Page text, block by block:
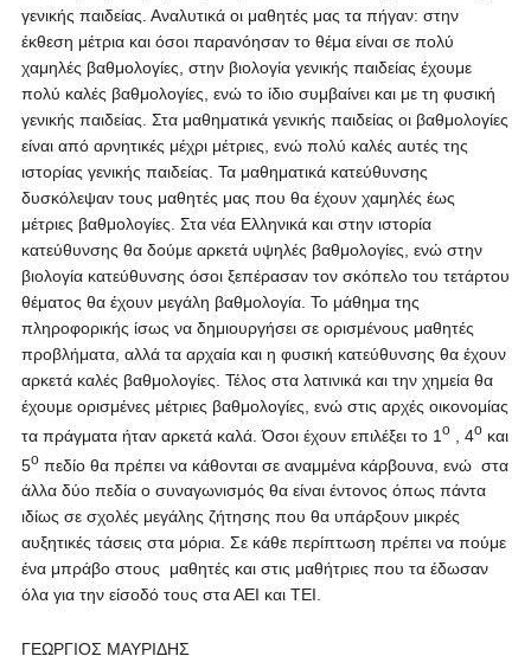
γενικής παιδείας. Αναλυτικά οι μαθητές μας τα πήγαν: στην
έκθεση μέτρια και όσοι παρανόησαν το θέμα είναι σε πολύ
χαμηλές βαθμολογίες, στην βιολογία γενικής παιδείας έχουμε
πολύ καλές βαθμολογίες, ενώ το ίδιο συμβαίνει και με τη φυσική
γενικής παιδείας. Στα μαθηματικά γενικής παιδείας οι βαθμολογίες
είναι από αρνητικές μέχρι μέτριες, ενώ πολύ καλές αυτές της
ιστορίας γενικής παιδείας. Τα μαθηματικά κατεύθυνσης
δυσκόλεψαν τους μαθητές μας που θα έχουν χαμηλές έως
μέτριες βαθμολογίες. Στα νέα Ελληνικά και στην ιστορία
κατεύθυνσης θα δούμε αρκετά υψηλές βαθμολογίες, ενώ στην
βιολογία κατεύθυνσης όσοι ξεπέρασαν τον σκόπελο του τετάρτου
θέματος θα έχουν μεγάλη βαθμολογία. Το μάθημα της
πληροφορικής ίσως να δημιουργήσει σε ορισμένους μαθητές
προβλήματα, αλλά τα αρχαία και η φυσική κατεύθυνσης θα έχουν
αρκετά καλές βαθμολογίες. Τέλος στα λατινικά και την χημεία θα
έχουμε ορισμένες μέτριες βαθμολογίες, ενώ στις αρχές οικονομίας
τα πράγματα ήταν αρκετά καλά. Όσοι έχουν επιλέξει το 1 ο, 4οκαι
5οπεδίο θα πρέπει να κάθονται σε αναμμένα κάρβουνα, ενώ στα
άλλα δύο πεδία ο συναγωνισμός θα είναι έντονος όπως πάντα
ιδίως σε σχολές μεγάλης ζήτησης που θα υπάρξουν μικρές
αυξητικές τάσεις στα μόρια. Σε κάθε περίπτωση πρέπει να πούμε
ένα μπράβο στους
μαθητές και στις μαθήτριες που τα έδωσαν
όλα για την είσοδό τους στα ΑΕΙ και ΤΕΙ.
ΓΕΩΡΓΙΟΣ ΜΑΥΡΙΔΗΣ